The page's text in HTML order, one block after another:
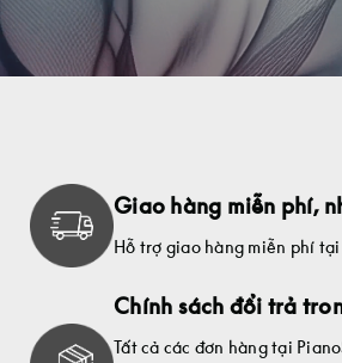
Giao hàng miễn phí,
Hỗ trợ giao hàng miễn phí tại
Chính sách đổi trả
Tất cả các đơn hàng tại